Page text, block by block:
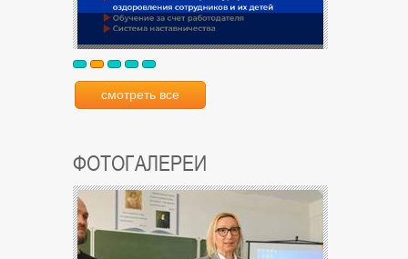
смотреть все
ФОТОГАЛЕРЕИ